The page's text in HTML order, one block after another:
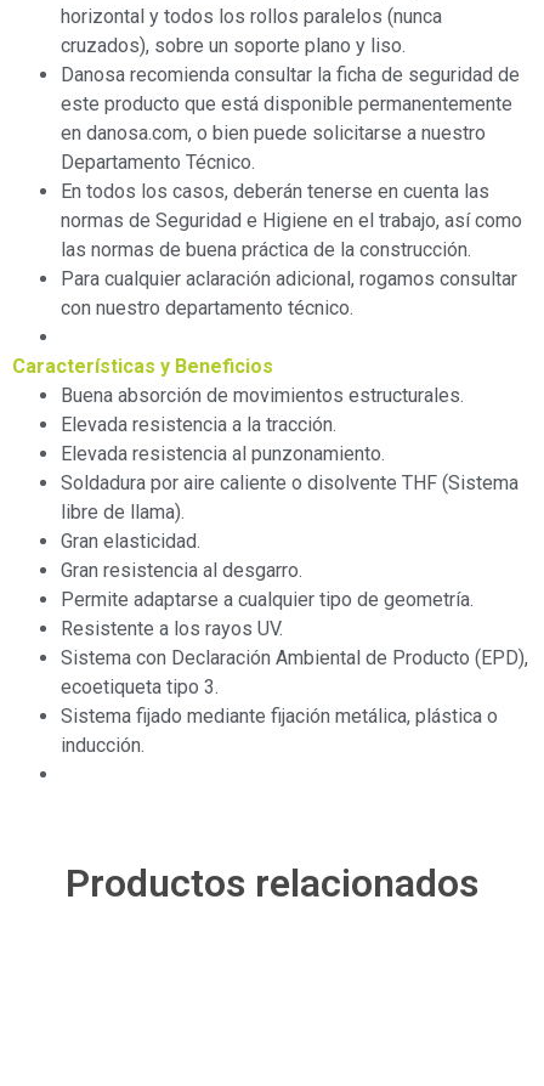
horizontal y todos los rollos paralelos (nunca
cruzados), sobre un soporte plano y liso.
Danosa recomienda consultar la ficha de seguridad de
este producto que está disponible permanentemente
en danosa.com, o bien puede solicitarse a nuestro
Departamento Técnico.
En todos los casos, deberán tenerse en cuenta las
normas de Seguridad e Higiene en el trabajo, así como
las normas de buena práctica de la construcción.
Para cualquier aclaración adicional, rogamos consultar
con nuestro departamento técnico.
Características y Beneficios
Buena absorción de movimientos estructurales.
Elevada resistencia a la tracción.
Elevada resistencia al punzonamiento.
Soldadura por aire caliente o disolvente THF (Sistema
libre de llama).
Gran elasticidad.
Gran resistencia al desgarro.
Permite adaptarse a cualquier tipo de geometría.
Resistente a los rayos UV.
Sistema con Declaración Ambiental de Producto (EPD),
ecoetiqueta tipo 3.
Sistema fijado mediante fijación metálica, plástica o
inducción.
Productos relacionados